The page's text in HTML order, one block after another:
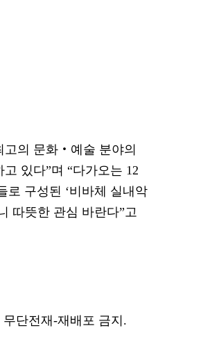
고의 문화‧예술 분야의
있다”며 “다가오는 12
로 구성된 ‘비바체 실내악
따뜻한 관심 바란다”고
단전재-재배포 금지.